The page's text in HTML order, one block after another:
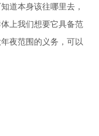
道本身该往哪里去，
上我们想要它具备范
夜范围的义务，可以